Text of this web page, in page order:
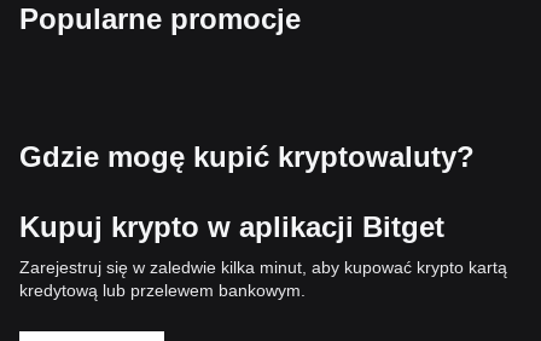
Popularne promocje
Gdzie mogę kupić kryptowaluty?
Kupuj krypto w aplikacji Bitget
Zarejestruj się w zaledwie kilka minut, aby kupować krypto kartą
kredytową lub przelewem bankowym.